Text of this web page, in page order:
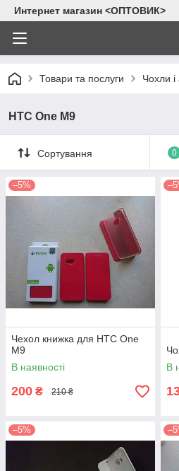
Интернет магазин <ОПТОВИК>
Товари та послуги Чохли
HTC One M9
Сортування 0
–5%
Чехол книжка для HTC One
M9
В наявності
200 ₴ 210 ₴
В
–5%